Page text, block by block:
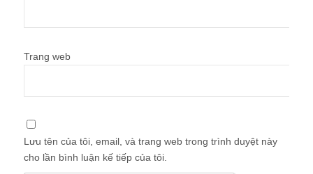
Trang web
Lưu tên của tôi, email, và trang web trong trình duyệt này
cho lần bình luận kế tiếp của tôi.